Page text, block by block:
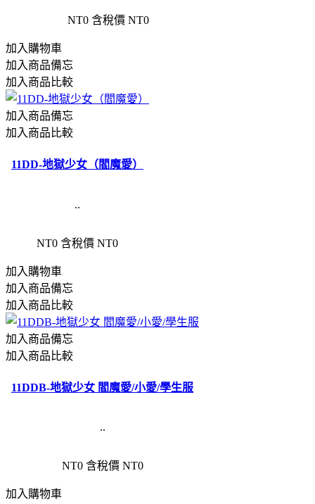
NT0 含稅價 NT0
加入購物車
加入商品備忘
加入商品比較
加入商品備忘
加入商品比較
11DD-地獄少女（閻魔愛）
..
NT0 含稅價 NT0
加入購物車
加入商品備忘
加入商品比較
加入商品備忘
加入商品比較
11DDB-地獄少女 閻魔愛/小愛/學生服
..
NT0 含稅價 NT0
加入購物車